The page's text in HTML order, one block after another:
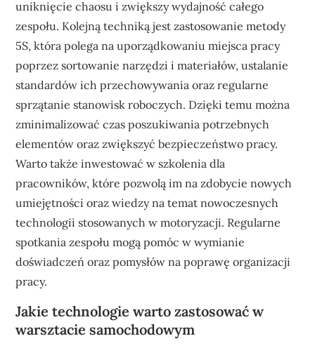
uniknięcie chaosu i zwiększy wydajność całego
zespołu. Kolejną techniką jest zastosowanie metody
5S, która polega na uporządkowaniu miejsca pracy
poprzez sortowanie narzędzi i materiałów, ustalanie
standardów ich przechowywania oraz regularne
sprzątanie stanowisk roboczych. Dzięki temu można
zminimalizować czas poszukiwania potrzebnych
elementów oraz zwiększyć bezpieczeństwo pracy.
Warto także inwestować w szkolenia dla
pracowników, które pozwolą im na zdobycie nowych
umiejętności oraz wiedzy na temat nowoczesnych
technologii stosowanych w motoryzacji. Regularne
spotkania zespołu mogą pomóc w wymianie
doświadczeń oraz pomysłów na poprawę organizacji
pracy.
Jakie technologie warto zastosować w
warsztacie samochodowym